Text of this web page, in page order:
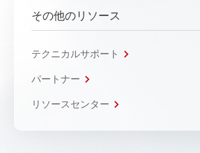
その他のリソース
テクニカルサポート
パートナー
リソースセンター